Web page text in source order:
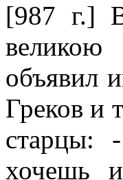
[987 г.]
объявил
Греков и
старцы:
хочешь